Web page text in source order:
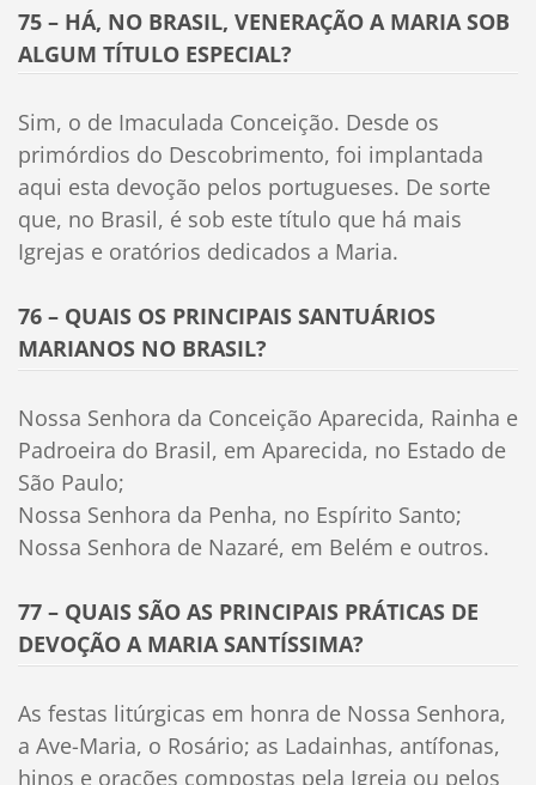
75 – HÁ, NO BRASIL, VENERAÇÃO A MARIA SOB
ALGUM TÍTULO ESPECIAL?
Sim, o de Imaculada Conceição. Desde os
primórdios do Descobrimento, foi implantada
aqui esta devoção pelos portugueses. De sorte
que, no Brasil, é sob este título que há mais
Igrejas e oratórios dedicados a Maria.
76 – QUAIS OS PRINCIPAIS SANTUÁRIOS
MARIANOS NO BRASIL?
Nossa Senhora da Conceição Aparecida, Rainha e
Padroeira do Brasil, em Aparecida, no Estado de
São Paulo;
Nossa Senhora da Penha, no Espírito Santo;
Nossa Senhora de Nazaré, em Belém e outros.
77 – QUAIS SÃO AS PRINCIPAIS PRÁTICAS DE
DEVOÇÃO A MARIA SANTÍSSIMA?
As festas litúrgicas em honra de Nossa Senhora,
a Ave-Maria, o Rosário; as Ladainhas, antífonas,
hinos e orações compostas pela Igreja ou pelos